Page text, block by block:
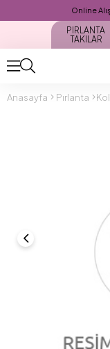
Online
PIRLANTA
TAKILAR
Anasayfa Pırlanta